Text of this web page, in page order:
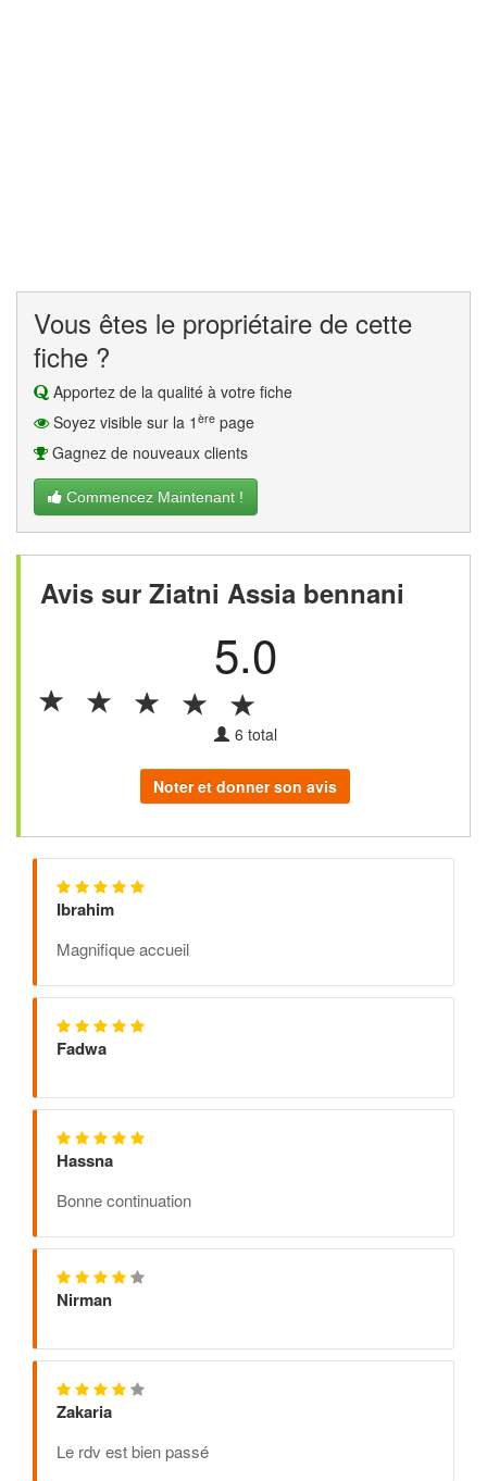
Vous êtes le propriétaire de cette
fiche ?
Apportez de la qualité à votre fiche
Soyez visible sur la 1 ère page
Gagnez de nouveaux clients
Commencez Maintenant !
Avis sur Ziatni Assia bennani
5.0
6 total
Noter et donner son avis
Ibrahim
Magnifique accueil
Fadwa
Hassna
Bonne continuation
Nirman
Zakaria
Le rdv est bien passé